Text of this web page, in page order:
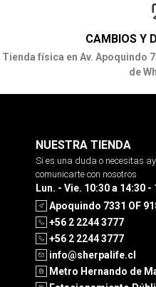
CAMBIOS Y
Tienda física en Av. Apoquindo
de
NUESTRA TIENDA
Si es una duda o necesitas
comunicarte con nosotros
Lun. - Vie. 10:30 a 14:30 -
Apoquindo 7331 OF
+56 2 2244 3777
+56 2 2244 3777
info@sherpalife.cl
Metro Hernando de